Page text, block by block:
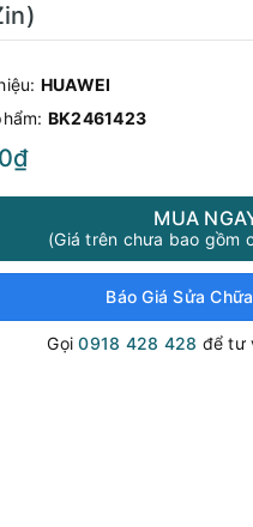
HUAWEI
BK2461423
MUA
(Giá trên chưa bao gồm
Báo Giá Sửa Chữa
Gọi0918 428 428 để tư